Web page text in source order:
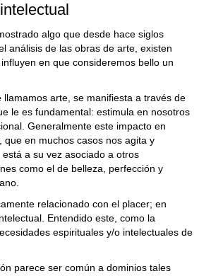
algo que desde hace siglos
análisis de las obras de arte, existen
en que consideremos bello un
llamamos arte, se manifiesta a través de
le es fundamental: estimula en nosotros
Generalmente este impacto en
que en muchos casos nos agita y
a su vez asociado a otros
como el de belleza, perfección y
relacionado con el placer; en
Entendido este, como la
espirituales y/o intelectuales de
parece ser común a dominios tales